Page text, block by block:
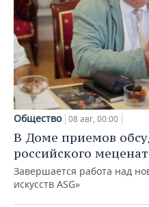
Общество 08 авг, 00:00
В Доме приемов
российского
Завершается работа над
искусств ASG»